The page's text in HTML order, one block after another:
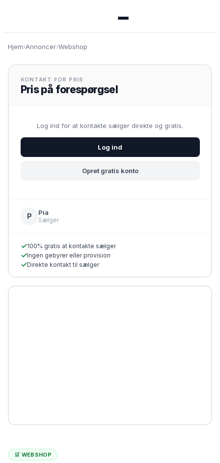
🔑 Log ind
Hjem›Annoncer›Webshop
🛒 WEBSHOP
KONTAKT FOR PRIS
Pris på forespørgsel
Log ind for at kontakte sælger direkte og gratis.
Log ind
Opret gratis konto
P Pia
Sælger
✓100% gratis at kontakte sælger
✓Ingen gebyrer eller provision
✓Direkte kontakt til sælger